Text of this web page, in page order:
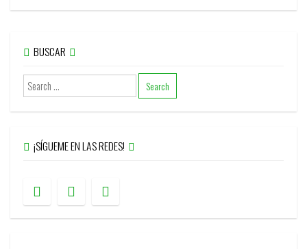
BUSCAR
¡SÍGUEME EN LAS REDES!